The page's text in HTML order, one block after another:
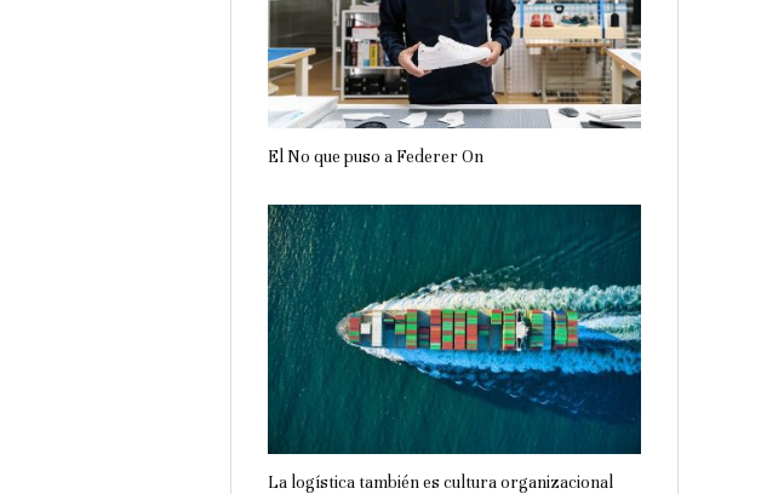
El No que puso a Federer On
La logística también es cultura organizacional